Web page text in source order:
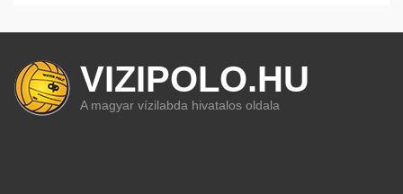
VIZIPOLO.HU
A magyar vízilabda hivatalos oldala